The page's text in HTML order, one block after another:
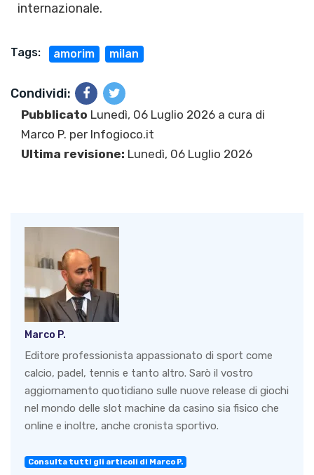
internazionale.
Tags: amorim milan
Condividi:
Pubblicato Lunedì, 06 Luglio 2026 a cura di
Marco P. per Infogioco.it
Ultima revisione: Lunedì, 06 Luglio 2026
Marco P.
Editore professionista appassionato di sport come
calcio, padel, tennis e tanto altro. Sarò il vostro
aggiornamento quotidiano sulle nuove release di giochi
nel mondo delle slot machine da casino sia fisico che
online e inoltre, anche cronista sportivo.
Consulta tutti gli articoli di Marco P.